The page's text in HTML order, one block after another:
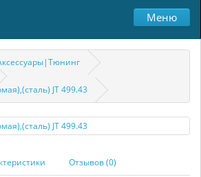
Меню
JT 499.43
Отзывов (0)